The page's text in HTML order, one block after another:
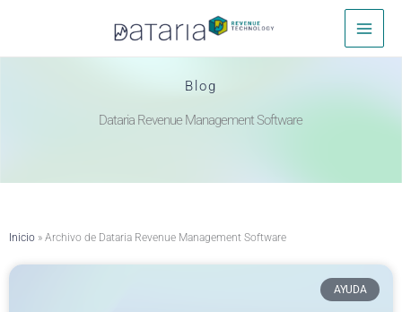
Dataria Revenue Management Software
Blog
Dataria Revenue Management Software
Inicio » Archivo de Dataria Revenue Management Software
AYUDA